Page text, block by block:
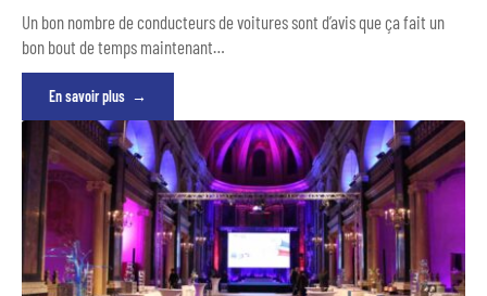
Un bon nombre de conducteurs de voitures sont d’avis que ça fait un
bon bout de temps maintenant…
En savoir plus